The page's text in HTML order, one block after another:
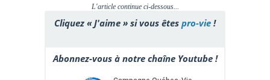
L'article continue ci-dessous...
Cliquez « J'aime » si vous êtes pro-vie !
Abonnez-vous à notre chaîne Youtube !